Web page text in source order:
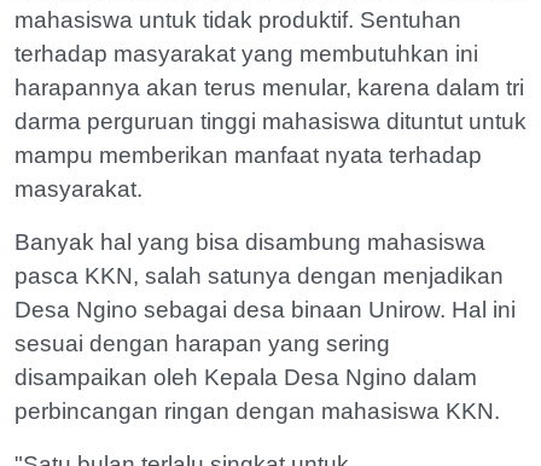
mahasiswa untuk tidak produktif. Sentuhan
terhadap masyarakat yang membutuhkan ini
harapannya akan terus menular, karena dalam tri
darma perguruan tinggi mahasiswa dituntut untuk
mampu memberikan manfaat nyata terhadap
masyarakat.
Banyak hal yang bisa disambung mahasiswa
pasca KKN, salah satunya dengan menjadikan
Desa Ngino sebagai desa binaan Unirow. Hal ini
sesuai dengan harapan yang sering
disampaikan oleh Kepala Desa Ngino dalam
perbincangan ringan dengan mahasiswa KKN.